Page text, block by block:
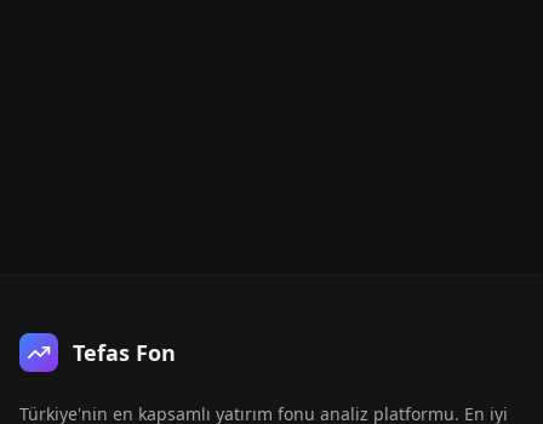
Tefas Fon
Türkiye'nin en kapsamlı yatırım fonu analiz platformu. En iyi